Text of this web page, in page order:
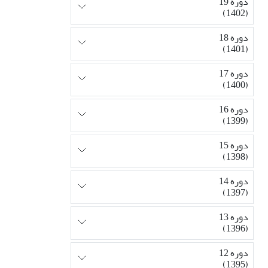
(1402)
دوره 18
(1401)
دوره 17
(1400)
دوره 16
(1399)
دوره 15
(1398)
دوره 14
(1397)
دوره 13
(1396)
دوره 12